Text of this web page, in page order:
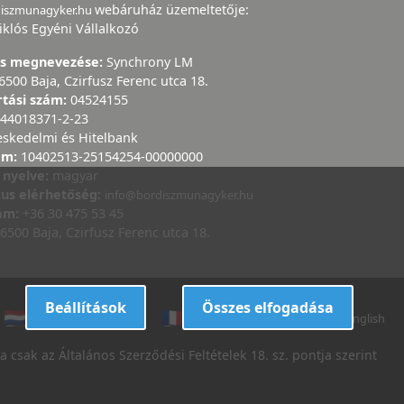
webáruház üzemeltetője:
Egyéni Vállalkozó
megnevezése: Synchrony LM
6500 Baja, Czirfusz Ferenc utca 18.
szám: 04524155
44018371-2-23
és Hitelbank
10402513-25154254-00000000
magyar
elérhetőség:
info@bordiszmunagyker.hu
+36 30 475 53 45
6500 Baja, Czirfusz Ferenc utca 18.
dutch danish french italian english
az Általános Szerződési Feltételek 18. sz. pontja szerint
Beállítások Összes elfogadása